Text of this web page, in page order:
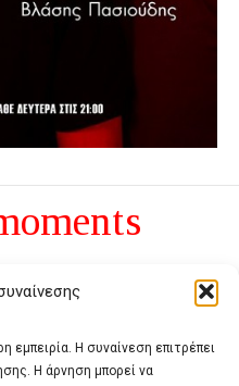
εμπειρία. Η συναίνεση επιτρέπει
Η άρνηση μπορεί να